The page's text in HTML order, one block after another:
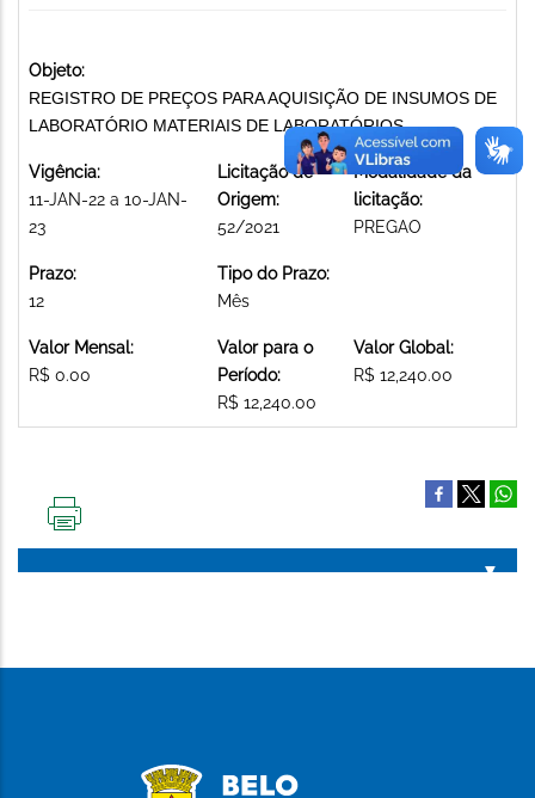
Objeto:
REGISTRO DE PREÇOS PARA AQUISIÇÃO DE INSUMOS DE
LABORATÓRIO MATERIAIS DE LABORATÓRIOS
Vigência:
11-JAN-22 a 10-JAN-
23
Licitação de
Origem:
52/2021
Modalidade da
licitação:
PREGAO
Prazo:
12
Tipo do Prazo:
Mês
Valor Mensal:
R$ 0.00
Valor para o
Período:
R$ 12,240.00
Valor Global:
R$ 12,240.00
PÁGINA